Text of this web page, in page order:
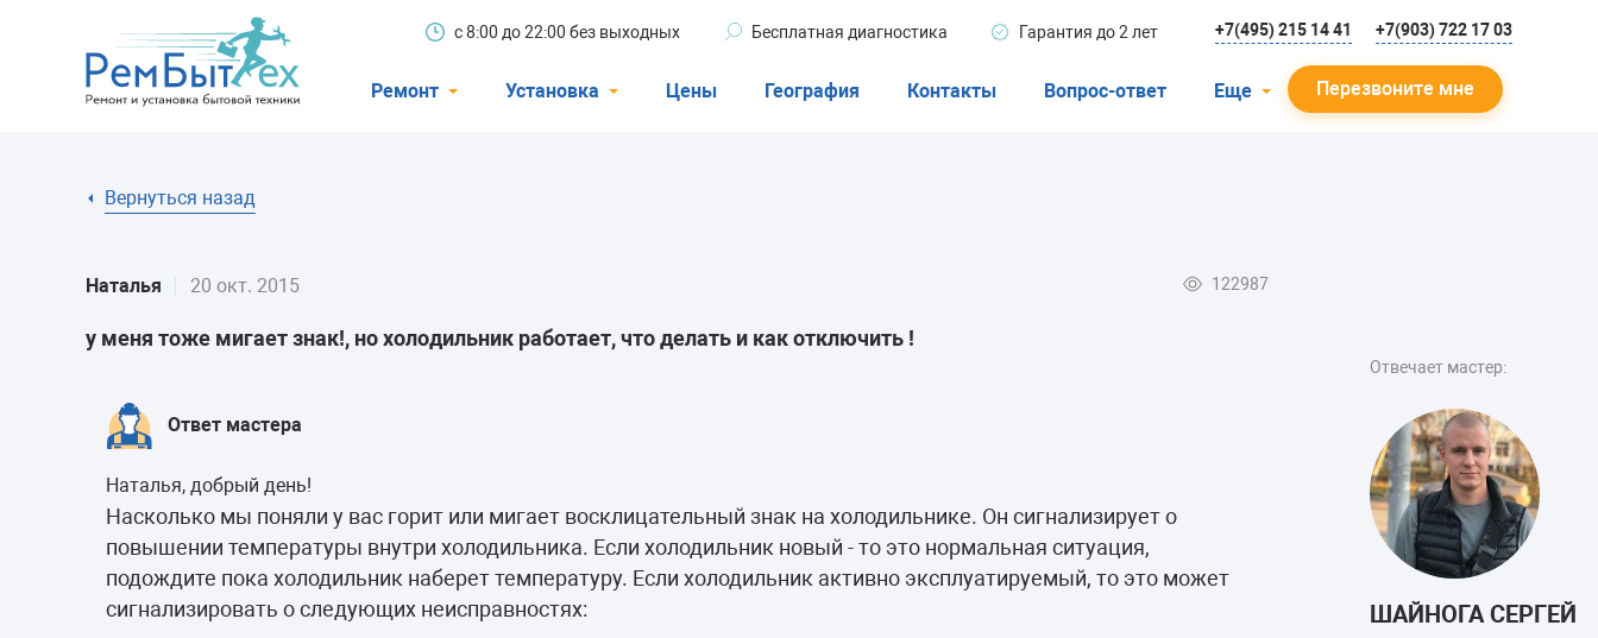
с 8:00 до 22:00 без выходных Бесплатная диагностика Гарантия до 2 лет +7(495) 215 14 41 +7(903) 722 17 03
Ремонт
Кондиционеры
Морозильные камеры
Сушильные машины
Установка Цены География Контакты Вопрос-ответ Еще
Мастера
Перезвоните мне
Вернуться назад
Наталья 20 окт. 2015 122987
у меня тоже мигает знак!, но холодильник работает, что делать и как отключить !
Отвечает мастер:
ШАЙНОГА СЕРГЕЙ
Ответ мастера
Наталья, добрый день!
Насколько мы поняли у вас горит или мигает восклицательный знак на холодильнике. Он сигнализирует о
повышении температуры внутри холодильника. Если холодильник новый - то это нормальная ситуация,
подождите пока холодильник наберет температуру. Если холодильник активно эксплуатируемый, то это может
сигнализировать о следующих неисправностях: